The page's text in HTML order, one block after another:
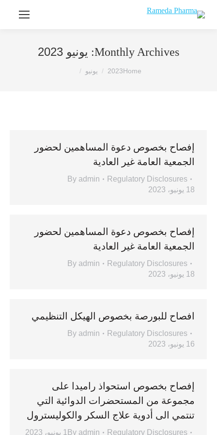
Monthly Archives: يونيو 2023
Home
2023 يونيو
إفصاح بخصوص دعوة المساهمين لحضور
الجمعية العامة غير العادية
Regulatory Disclosures
By admin
18 يونيو، 2023
إفصاح بخصوص دعوة المساهمين لحضور
الجمعية العامة غير العادية
Regulatory Disclosures
By admin
18 يونيو، 2023
افصاح للبورصة بخصوص الهيكل التنظيمي
Regulatory Disclosures
By admin
16 يونيو، 2023
إفصاح بخصوص استحواذ راميدا على
مجموعة من المستحضرات الدوائية التي
تنتمي الى أدوية علاج السكر والكوليسترول
Regulatory Disclosures
By admin 1 يونيو، 2023